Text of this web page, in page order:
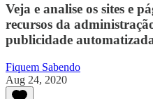
Veja e analise os sites e
recursos da
publicidade
Fiquem Sabendo
Aug 24, 2020